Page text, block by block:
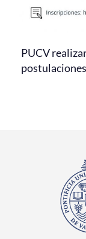
PUCV